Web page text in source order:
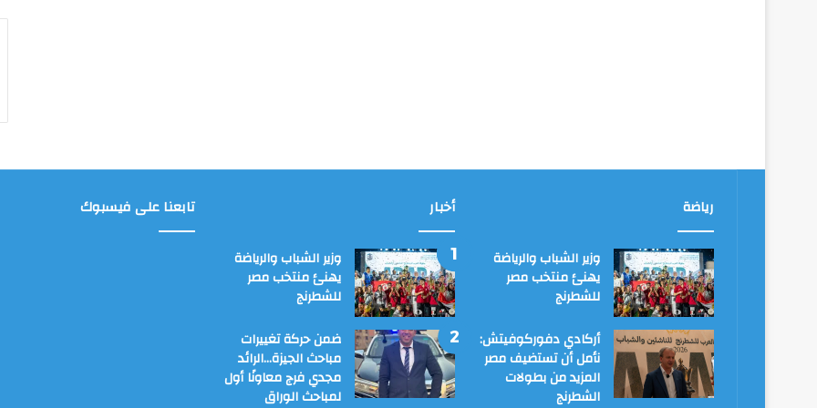
رياضة
وزير الشباب والرياضة
يهنئ منتخب مصر
للشطرنج
أركادي دفوركوفيتش:
نأمل أن تستضيف مصر
المزيد من بطولات
الشطرنج
أخبار
وزير الشباب والرياضة
يهنئ منتخب مصر
للشطرنج
ضمن حركة تغييرات
مباحث الجيزة…الرائد
مجدي فرج معاونًا أول
لمباحث الوراق
تابعنا على فيسبوك